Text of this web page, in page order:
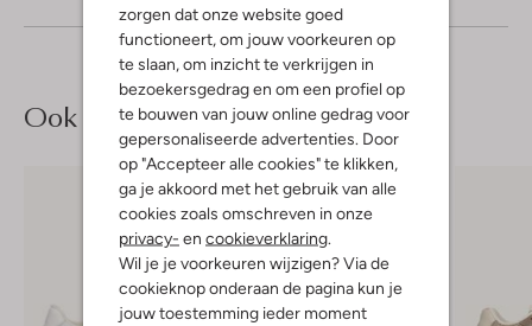
zorgen dat onze website goed
functioneert, om jouw voorkeuren op
te slaan, om inzicht te verkrijgen in
bezoekersgedrag en om een profiel op
te bouwen van jouw online gedrag voor
gepersonaliseerde advertenties. Door
op "Accepteer alle cookies" te klikken,
ga je akkoord met het gebruik van alle
cookies zoals omschreven in onze
privacy- en cookieverklaring
Wil je je voorkeuren wijzigen? Via de
cookieknop onderaan de pagina kun je
jouw toestemming ieder moment
Ook iets voor jou?